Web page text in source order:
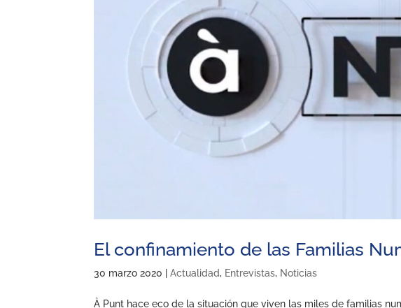
El confinamiento de las Familias
30 marzo 2020 |Actualidad, Entrevistas, Noticias
À Punt hace eco de la situación que viven las miles de familias